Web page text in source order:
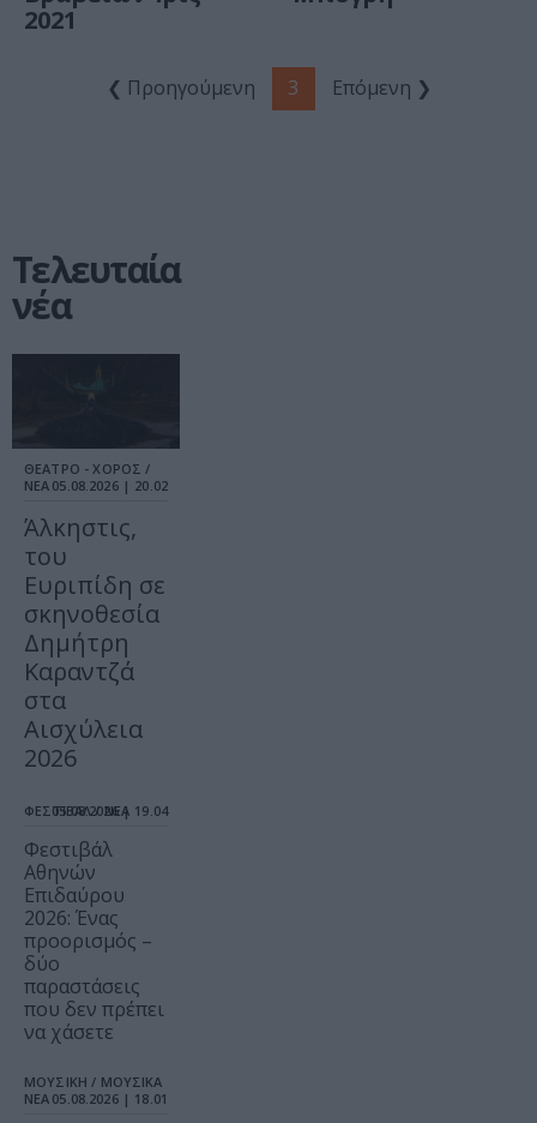
2021
❮ Προηγούμενη 3 Επόμενη ❯
Τελευταία
νέα
ΘΕΑΤΡΟ - ΧΟΡΟΣ /
ΝΕΑ 05.08.2026 | 20.02
Άλκηστις,
του
Ευριπίδη σε
σκηνοθεσία
Δημήτρη
Καραντζά
στα
Αισχύλεια
2026
ΦΕΣΤΙΒΑΛ / ΝΕΑ
05.08.2026 | 19.04
Φεστιβάλ
Αθηνών
Επιδαύρου
2026: Ένας
προορισμός –
δύο
παραστάσεις
που δεν πρέπει
να χάσετε
ΜΟΥΣΙΚΗ / ΜΟΥΣΙΚΑ
ΝΕΑ 05.08.2026 | 18.01